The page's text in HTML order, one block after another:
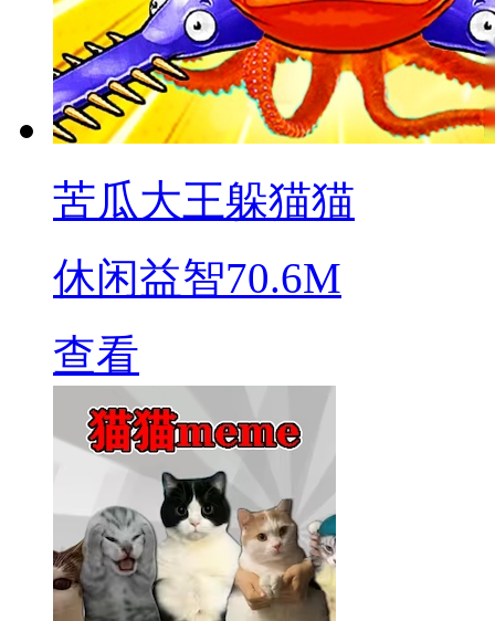
苦瓜大王躲猫猫
休闲益智70.6M
查看